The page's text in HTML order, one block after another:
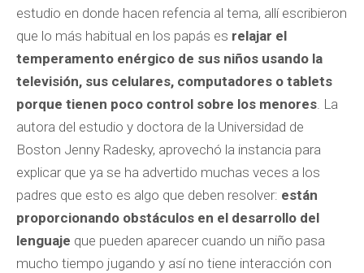
estudio en donde hacen refencia al tema, allí escribieron
que lo más habitual en los papás es relajar el
temperamento enérgico de sus niños usando la
televisión, sus celulares, computadores o tablets
porque tienen poco control sobre los menores. La
autora del estudio y doctora de la Universidad de
Boston Jenny Radesky, aprovechó la instancia para
explicar que ya se ha advertido muchas veces a los
padres que esto es algo que deben resolver: están
proporcionando obstáculos en el desarrollo del
lenguaje que pueden aparecer cuando un niño pasa
mucho tiempo jugando y así no tiene interacción con